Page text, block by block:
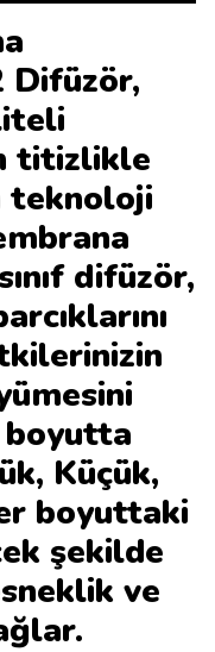
Difüzör,
titizlikle
teknoloji
difüzör,
Küçük,
boyuttaki
şekilde
ve